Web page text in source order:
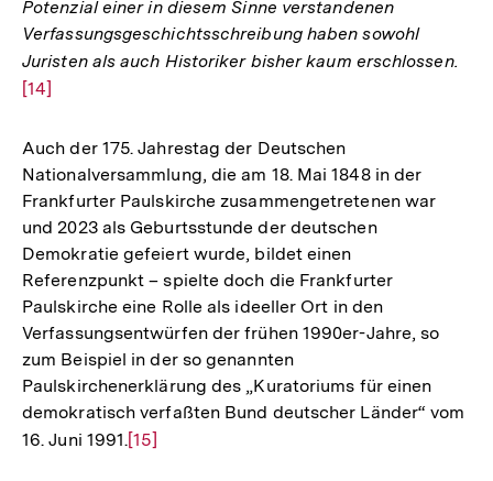
Potenzial einer in diesem Sinne verstandenen
Verfassungsgeschichtsschreibung haben sowohl
Juristen als auch Historiker bisher kaum erschlossen.
[14]
Auch der 175. Jahrestag der Deutschen
Nationalversammlung, die am 18. Mai 1848 in der
Frankfurter Paulskirche zusammengetretenen war
und 2023 als Geburtsstunde der deutschen
Demokratie gefeiert wurde, bildet einen
Referenzpunkt – spielte doch die Frankfurter
Paulskirche eine Rolle als ideeller Ort in den
Verfassungsentwürfen der frühen 1990er-Jahre, so
zum Beispiel in der so genannten
Paulskirchenerklärung des „Kuratoriums für einen
demokratisch verfaßten Bund deutscher Länder“ vom
16. Juni 1991.Zur
[15]